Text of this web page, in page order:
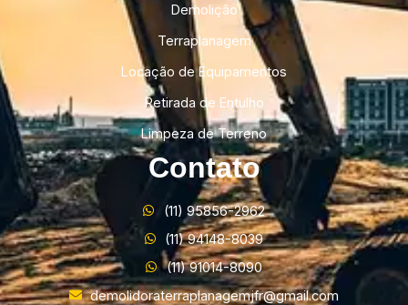
Demolição
Terraplanagem
Locação de Equipamentos
Retirada de Entulho
Limpeza de Terreno
Contato
(11) 95856-2962
(11) 94148-8039
(11) 91014-8090
demolidoraterraplanagemjfr@gmail.com